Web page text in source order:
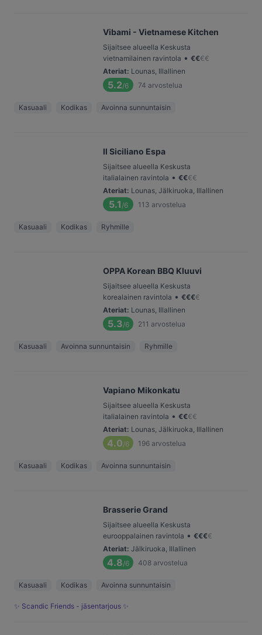
Vibami - Vietnamese Kitchen
Sijaitsee alueella Keskusta
vietnamilainen ravintola • €€€€
Ateriat: Lounas, Illallinen
5.2/6 74 arvostelua
Kasuaali Kodikas Avoinna sunnuntaisin
Il Siciliano Espa
Sijaitsee alueella Keskusta
italialainen ravintola • €€€€
Ateriat: Lounas, Jälkiruoka, Illallinen
5.1 /6 113 arvostelua
Kasuaali Kodikas Ryhmille
OPPA Korean BBQ Kluuvi
Sijaitsee alueella Keskusta
korealainen ravintola • €€€€
Ateriat: Lounas, Illallinen
5.3/6 211 arvostelua
Kasuaali Avoinna sunnuntaisin Ryhmille
Vapiano Mikonkatu
Sijaitsee alueella Keskusta
italialainen ravintola • €€€€
Ateriat: Lounas, Jälkiruoka, Illallinen
4.0/6 196 arvostelua
Kasuaali Kodikas Avoinna sunnuntaisin
Brasserie Grand
Sijaitsee alueella Keskusta
eurooppalainen ravintola • €€€€
Ateriat: Jälkiruoka, Illallinen
4.8/6 408 arvostelua
Kasuaali Kodikas Avoinna sunnuntaisin
✨ Scandic Friends - jäsentarjous ✨